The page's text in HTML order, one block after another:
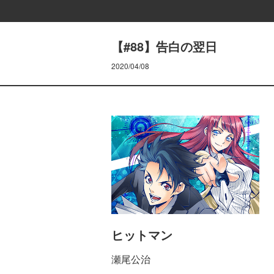
【#88】告白の翌日
2020/04/08
ヒットマン
瀬尾公治